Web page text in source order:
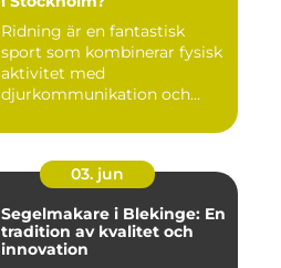
Ridning är en fantastisk
sport som kombinerar fysisk
aktivitet med
djurkommunikation och
03. jun
Segelmakare i Blekinge: En
tradition av kvalitet och
innovation